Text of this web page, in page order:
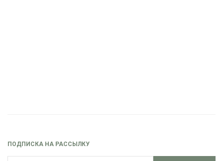
ПОДПИСКА НА РАССЫЛКУ